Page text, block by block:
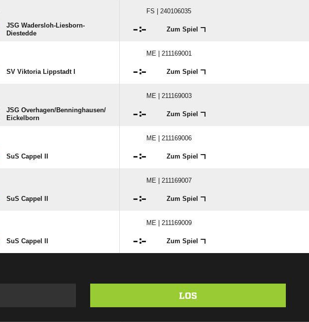
FS | 240106035
JSG Wadersloh-Liesborn-
Diestedde
: Zum Spiel
ME | 211169001
SV Viktoria Lippstadt I : Zum Spiel
ME | 211169003
JSG Overhagen/​Benninghausen/​
Eickelborn
: Zum Spiel
ME | 211169006
SuS Cappel II : Zum Spiel
ME | 211169007
SuS Cappel II : Zum Spiel
ME | 211169009
SuS Cappel II : Zum Spiel
LOS